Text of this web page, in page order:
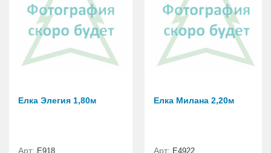
Елка Элегия 1,80м
Арт: E918
Елка Милана 2,20м
Арт: Е4922